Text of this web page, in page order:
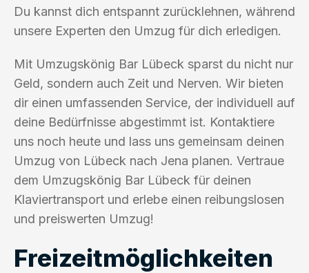
Du kannst dich entspannt zurücklehnen, während
unsere Experten den Umzug für dich erledigen.
Mit Umzugskönig Bar Lübeck sparst du nicht nur
Geld, sondern auch Zeit und Nerven. Wir bieten
dir einen umfassenden Service, der individuell auf
deine Bedürfnisse abgestimmt ist. Kontaktiere
uns noch heute und lass uns gemeinsam deinen
Umzug von Lübeck nach Jena planen. Vertraue
dem Umzugskönig Bar Lübeck für deinen
Klaviertransport und erlebe einen reibungslosen
und preiswerten Umzug!
Freizeitmöglichkeiten